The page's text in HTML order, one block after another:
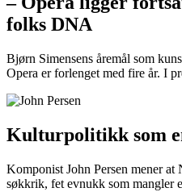
folks DNA
Bjørn Simensens åremål som
Opera er forlenget med fire år. I
Kulturpolitikk som
Komponist John Persen mener at
søkkrik, fet evnukk som mangler